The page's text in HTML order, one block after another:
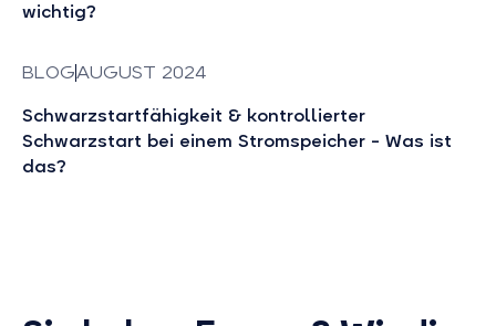
wichtig?
BLOGAUGUST 2024
Schwarzstartfähigkeit & kontrollierter
Schwarzstart bei einem Stromspeicher – Was ist
das?